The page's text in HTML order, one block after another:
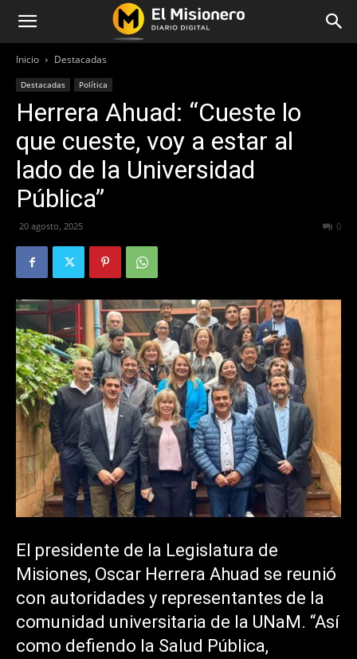
Inicio Destacadas
Destacadas Política
Herrera Ahuad: “Cueste lo
que cueste, voy a estar al
lado de la Universidad
Pública”
20 agosto, 2025 0
El presidente de la Legislatura de
Misiones, Oscar Herrera Ahuad se reunió
con autoridades y representantes de la
comunidad universitaria de la UNaM. “Así
como defiendo la Salud Pública,